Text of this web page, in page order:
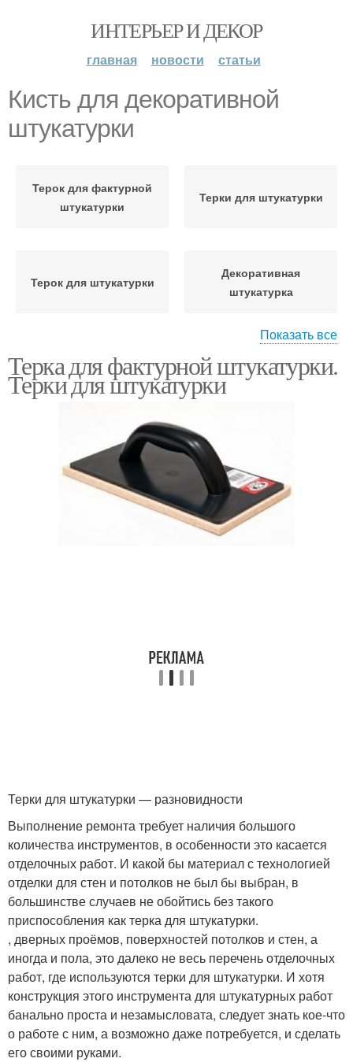
ИНТЕРЬЕР И ДЕКОР
главная новости статьи
Кисть для декоративной
штукатурки
Терок для фактурной
штукатурки
Терки для штукатурки
Терок для штукатурки
Декоративная
штукатурка
декоративной
штукатурки
Показать все
Терка для фактурной штукатурки.
Терки для штукатурки
Терки для штукатурки — разновидности
Выполнение ремонта требует наличия большого
количества инструментов, в особенности это касается
отделочных работ. И какой бы материал с технологией
отделки для стен и потолков не был бы выбран, в
большинстве случаев не обойтись без такого
приспособления как терка для штукатурки.
, дверных проёмов, поверхностей потолков и стен, а
иногда и пола, это далеко не весь перечень отделочных
работ, где используются терки для штукатурки. И хотя
конструкция этого инструмента для штукатурных работ
банально проста и незамысловата, следует знать кое-что
о работе с ним, а возможно даже потребуется, и сделать
его своими руками.